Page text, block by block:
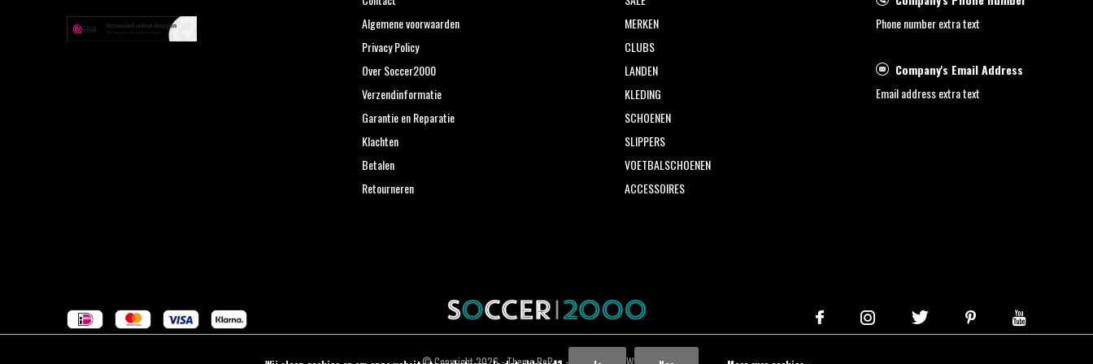
Algemene voorwaarden
Privacy Policy
Over Soccer2000
Verzendinformatie
Garantie en Reparatie
Klachten
Betalen
Retourneren
MERKEN
CLUBS
LANDEN
KLEDING
SCHOENEN
SLIPPERS
VOETBALSCHOENEN
ACCESSOIRES
Phone number extra text
Company's Email Address
Email address extra text